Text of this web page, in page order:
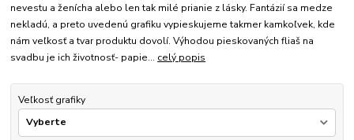
nevestu a ženícha alebo len tak milé prianie z lásky. Fantázií sa medze
nekladú, a preto uvedenú grafiku vypieskujeme takmer kamkoľvek, kde
nám veľkosť a tvar produktu dovolí. Výhodou pieskovaných fliaš na
svadbu je ich životnosť- papie... celý popis
Veľkosť grafiky